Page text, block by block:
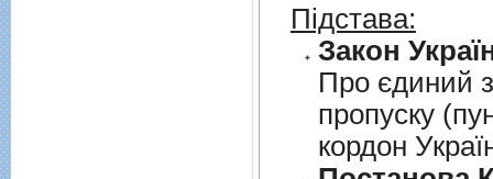
Підстава:
Закон
Про єдиний
пропуску
кордон